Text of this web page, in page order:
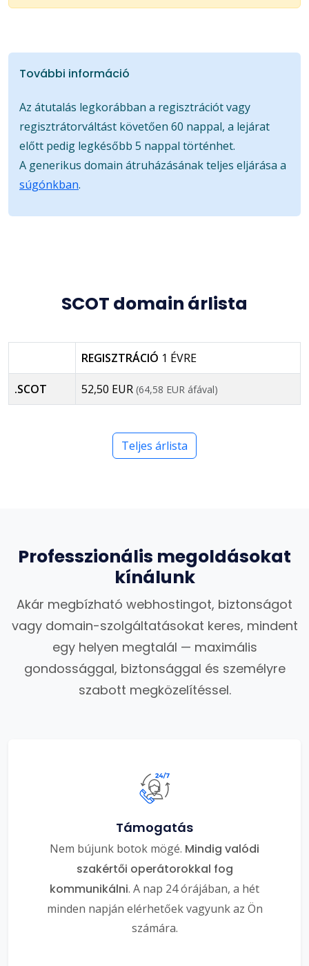
További információ
Az átutalás legkorábban a regisztrációt vagy
regisztrátorváltást követően 60 nappal, a lejárat
előtt pedig legkésőbb 5 nappal történhet.
A generikus domain átruházásának teljes eljárása a
súgónkban.
SCOT domain árlista
REGISZTRÁCIÓ 1 ÉVRE
.SCOT 52,50 EUR (64,58 EUR áfával)
Teljes árlista
Professzionális megoldásokat
kínálunk
Akár megbízható webhostingot, biztonságot
vagy domain-szolgáltatásokat keres, mindent
egy helyen megtalál — maximális
gondossággal, biztonsággal és személyre
szabott megközelítéssel.
Támogatás
Nem bújunk botok mögé. Mindig valódi
szakértői operátorokkal fog
kommunikálni. A nap 24 órájában, a hét
minden napján elérhetőek vagyunk az Ön
számára.